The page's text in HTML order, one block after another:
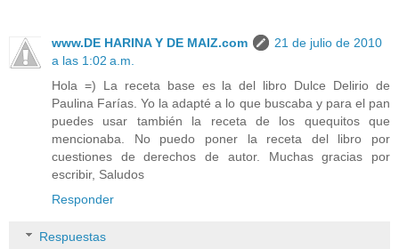
www.DE HARINA Y DE MAIZ.com
21 de julio de 2010
a las 1:02 a.m.
Hola =) La receta base es la del libro Dulce Delirio de
Paulina Farías. Yo la adapté a lo que buscaba y para el pan
puedes usar también la receta de los quequitos que
mencionaba. No puedo poner la receta del libro por
cuestiones de derechos de autor. Muchas gracias por
escribir, Saludos
Responder
Respuestas